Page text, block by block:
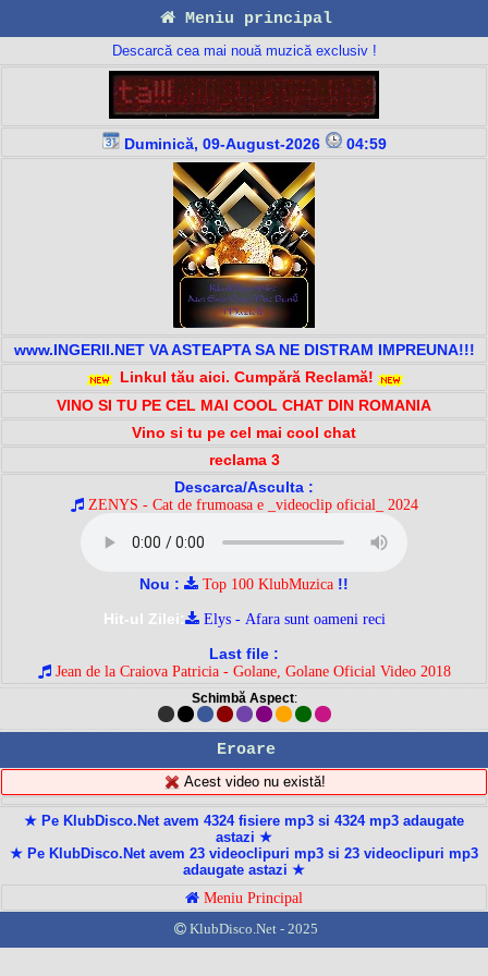
Meniu principal
Descarcă cea mai nouă muzică exclusiv !
Duminică, 09-August-2026 04:59
www.INGERII.NET VA ASTEAPTA SA NE DISTRAM IMPREUNA!!!
Linkul tău aici. Cumpără Reclamă!
VINO SI TU PE CEL MAI COOL CHAT DIN ROMANIA
Vino si tu pe cel mai cool chat
reclama 3
Descarca/Asculta :
ZENYS - Cat de frumoasa e _videoclip oficial_ 2024
Nou : Top 100 KlubMuzica !!
Hit-ul Zilei:
Elys - Afara sunt oameni reci
Last file :
Jean de la Craiova Patricia - Golane, Golane Oficial Video 2018
Schimbă Aspect:
Eroare
Acest video nu există!
★ Pe KlubDisco.Net avem 4324 fisiere mp3 si 4324 mp3 adaugate
astazi ★
★ Pe KlubDisco.Net avem 23 videoclipuri mp3 si 23 videoclipuri mp3
adaugate astazi ★
Meniu Principal
KlubDisco.Net - 2025